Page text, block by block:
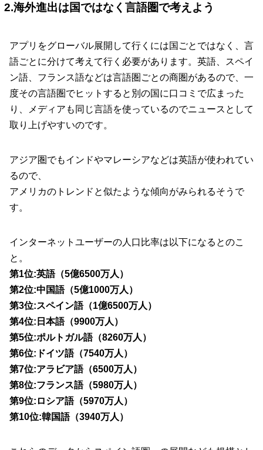
2.海外進出は国ではなく言語圏で考えよう
アプリをグローバル展開して行くには国ごとではなく、言
語ごとに分けて考えて行く必要があります。英語、スペイ
ン語、フランス語などは言語圏ごとの商圏があるので、一
度その言語圏でヒットすると別の国に口コミで広まった
り、メディアも同じ言語を使っているのでニュースとして
取り上げやすいのです。
アジア圏でもインドやマレーシアなどは英語が使われてい
るので、
アメリカのトレンドと似たような傾向がみられるそうで
す。
インターネットユーザーの人口比率は以下になるとのこ
と。
第1位:英語（5億6500万人）
第2位:中国語（5億1000万人）
第3位:スペイン語（1億6500万人）
第4位:日本語（9900万人）
第5位:ポルトガル語（8260万人）
第6位:ドイツ語（7540万人）
第7位:アラビア語（6500万人）
第8位:フランス語（5980万人）
第9位:ロシア語（5970万人）
第10位:韓国語（3940万人）